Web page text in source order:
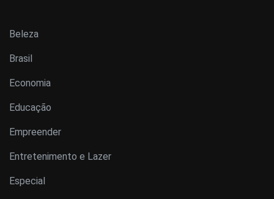
Beleza
Brasil
Economia
Educação
Empreender
Entretenimento e Lazer
Especial